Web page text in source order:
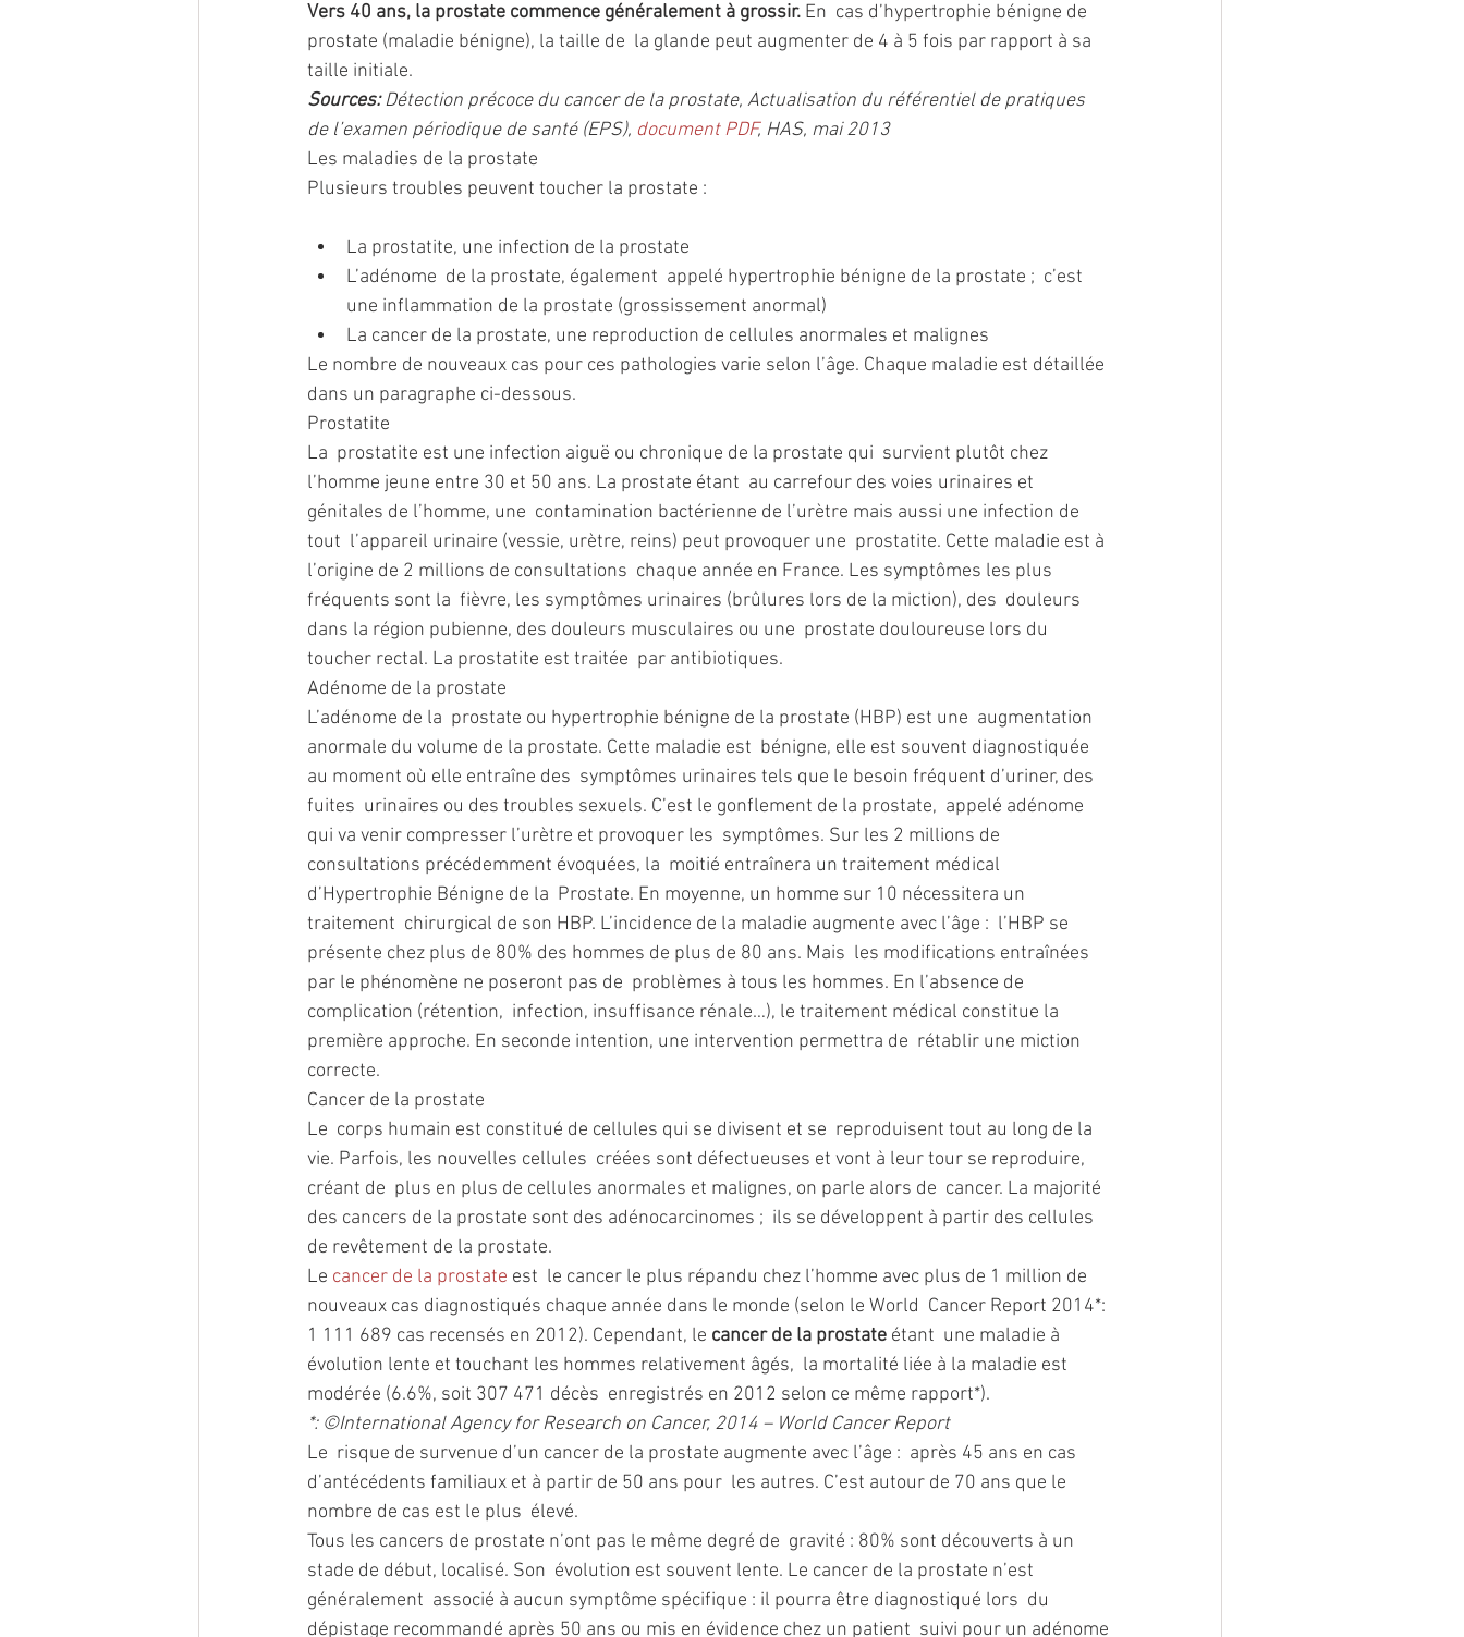
Vers 40 ans, la prostate commence généralement à grossir. En  cas d’hypertrophie bénigne de
prostate (maladie bénigne), la taille de  la glande peut augmenter de 4 à 5 fois par rapport à sa
taille initiale.
Sources: Détection précoce du cancer de la prostate, Actualisation du référentiel de pratiques
de l’examen périodique de santé (EPS), document PDF, HAS, mai 2013
Les maladies de la prostate
Plusieurs troubles peuvent toucher la prostate :
La prostatite, une infection de la prostate
L’adénome  de la prostate, également  appelé hypertrophie bénigne de la prostate ;  c’est
une inflammation de la prostate (grossissement anormal)
La cancer de la prostate, une reproduction de cellules anormales et malignes
Le nombre de nouveaux cas pour ces pathologies varie selon l’âge. Chaque maladie est détaillée
dans un paragraphe ci-dessous.
Prostatite
La  prostatite est une infection aiguë ou chronique de la prostate qui  survient plutôt chez
l’homme jeune entre 30 et 50 ans. La prostate étant  au carrefour des voies urinaires et
génitales de l’homme, une  contamination bactérienne de l’urètre mais aussi une infection de
tout  l’appareil urinaire (vessie, urètre, reins) peut provoquer une  prostatite. Cette maladie est à
l’origine de 2 millions de consultations  chaque année en France. Les symptômes les plus
fréquents sont la  fièvre, les symptômes urinaires (brûlures lors de la miction), des  douleurs
dans la région pubienne, des douleurs musculaires ou une  prostate douloureuse lors du
toucher rectal. La prostatite est traitée  par antibiotiques.
Adénome de la prostate
L’adénome de la  prostate ou hypertrophie bénigne de la prostate (HBP) est une  augmentation
anormale du volume de la prostate. Cette maladie est  bénigne, elle est souvent diagnostiquée
au moment où elle entraîne des  symptômes urinaires tels que le besoin fréquent d’uriner, des
fuites  urinaires ou des troubles sexuels. C’est le gonflement de la prostate,  appelé adénome
qui va venir compresser l’urètre et provoquer les  symptômes. Sur les 2 millions de
consultations précédemment évoquées, la  moitié entraînera un traitement médical
d’Hypertrophie Bénigne de la  Prostate. En moyenne, un homme sur 10 nécessitera un
traitement  chirurgical de son HBP. L’incidence de la maladie augmente avec l’âge :  l’HBP se
présente chez plus de 80% des hommes de plus de 80 ans. Mais  les modifications entraînées
par le phénomène ne poseront pas de  problèmes à tous les hommes. En l’absence de
complication (rétention,  infection, insuffisance rénale…), le traitement médical constitue la
première approche. En seconde intention, une intervention permettra de  rétablir une miction
correcte.
Cancer de la prostate
Le  corps humain est constitué de cellules qui se divisent et se  reproduisent tout au long de la
vie. Parfois, les nouvelles cellules  créées sont défectueuses et vont à leur tour se reproduire,
créant de  plus en plus de cellules anormales et malignes, on parle alors de  cancer. La majorité
des cancers de la prostate sont des adénocarcinomes ;  ils se développent à partir des cellules
de revêtement de la prostate.
Le cancer de la prostate est  le cancer le plus répandu chez l’homme avec plus de 1 million de
nouveaux cas diagnostiqués chaque année dans le monde (selon le World  Cancer Report 2014*:
1 111 689 cas recensés en 2012). Cependant, le cancer de la prostate étant  une maladie à
évolution lente et touchant les hommes relativement âgés,  la mortalité liée à la maladie est
modérée (6.6%, soit 307 471 décès  enregistrés en 2012 selon ce même rapport*).
*: ©International Agency for Research on Cancer, 2014 – World Cancer Report
Le  risque de survenue d’un cancer de la prostate augmente avec l’âge :  après 45 ans en cas
d’antécédents familiaux et à partir de 50 ans pour  les autres. C’est autour de 70 ans que le
nombre de cas est le plus  élevé.
Tous les cancers de prostate n’ont pas le même degré de  gravité : 80% sont découverts à un
stade de début, localisé. Son  évolution est souvent lente. Le cancer de la prostate n’est
généralement  associé à aucun symptôme spécifique : il pourra être diagnostiqué lors  du
dépistage recommandé après 50 ans ou mis en évidence chez un patient  suivi pour un adénome